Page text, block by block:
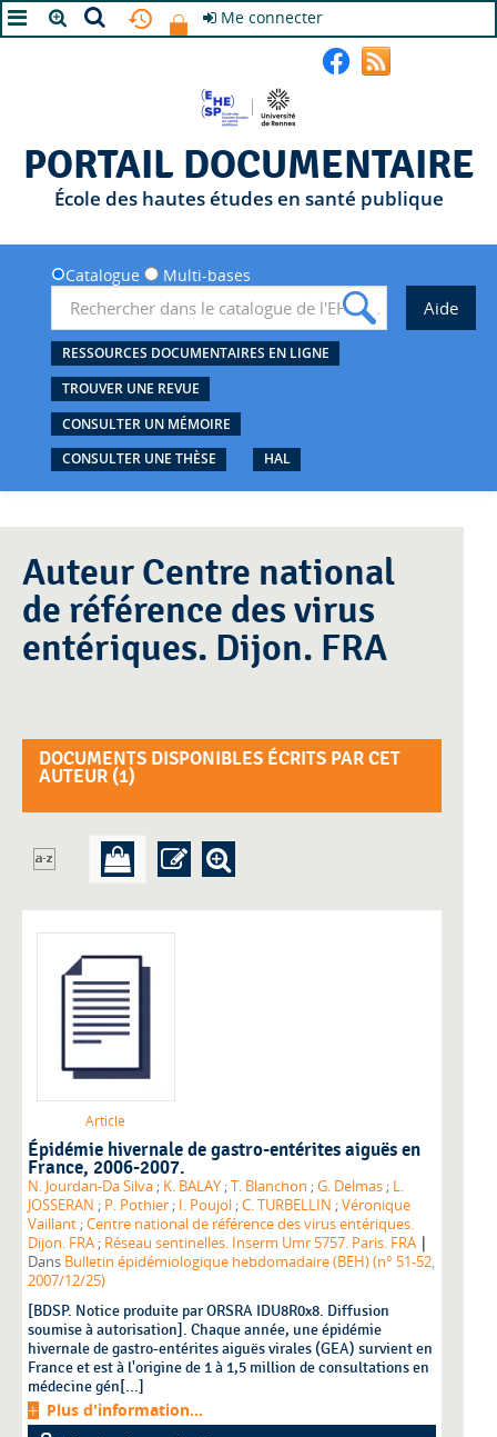
Me connecter
PORTAIL DOCUMENTAIRE
École des hautes études en santé publique
Catalogue Multi-bases
RESSOURCES DOCUMENTAIRES EN LIGNE
TROUVER UNE REVUE
CONSULTER UN MÉMOIRE
CONSULTER UNE THÈSE
HAL
Auteur Centre national
de référence des virus
entériques. Dijon. FRA
DOCUMENTS DISPONIBLES ÉCRITS PAR CET
AUTEUR (1)
Article
Épidémie hivernale de gastro-entérites aiguës en
France, 2006-2007.
N. Jourdan-Da Silva ; K. BALAY ;T. Blanchon ;G. Delmas ; L.
JOSSERAN ; P. Pothier ; I. Poujol ;C. TURBELLIN ;Véronique
Vaillant ;Centre national de référence des virus entériques.
Dijon. FRA ; Réseau sentinelles. Inserm Umr 5757. Paris. FRA |
Dans Bulletin épidémiologique hebdomadaire (BEH) (n° 51-52,
2007/12/25)
[BDSP. Notice produite par ORSRA IDU8R0x8. Diffusion
soumise à autorisation]. Chaque année, une épidémie
hivernale de gastro-entérites aiguës virales (GEA) survient en
France et est à l'origine de 1 à 1,5 million de consultations en
médecine gén[...]
Plus d'information...